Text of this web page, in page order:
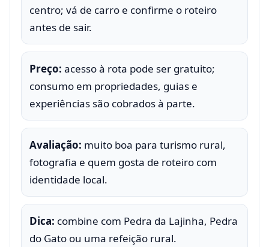
centro; vá de carro e confirme o roteiro
antes de sair.
Preço: acesso à rota pode ser gratuito;
consumo em propriedades, guias e
experiências são cobrados à parte.
Avaliação: muito boa para turismo rural,
fotografia e quem gosta de roteiro com
identidade local.
Dica: combine com Pedra da Lajinha, Pedra
do Gato ou uma refeição rural.